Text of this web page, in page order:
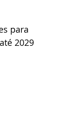
para
2029